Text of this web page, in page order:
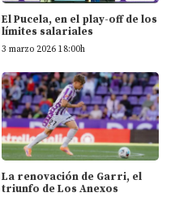
El Pucela, en el play-off de los
límites salariales
3 marzo 2026 18:00h
La renovación de Garri, el
triunfo de Los Anexos